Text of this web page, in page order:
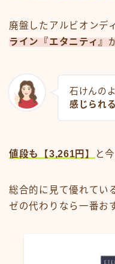
廃盤したアルビオンデ
ライン
『エタニティ 』
石けんの
感じられ
値段も【3,261円】 と
総合的に見て優れてい
ゼの代わりなら一番お